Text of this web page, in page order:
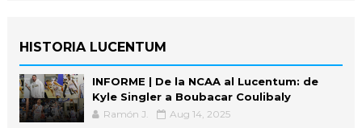
HISTORIA LUCENTUM
INFORME | De la NCAA al Lucentum: de
Kyle Singler a Boubacar Coulibaly
Ramón J. Aug 14, 2025